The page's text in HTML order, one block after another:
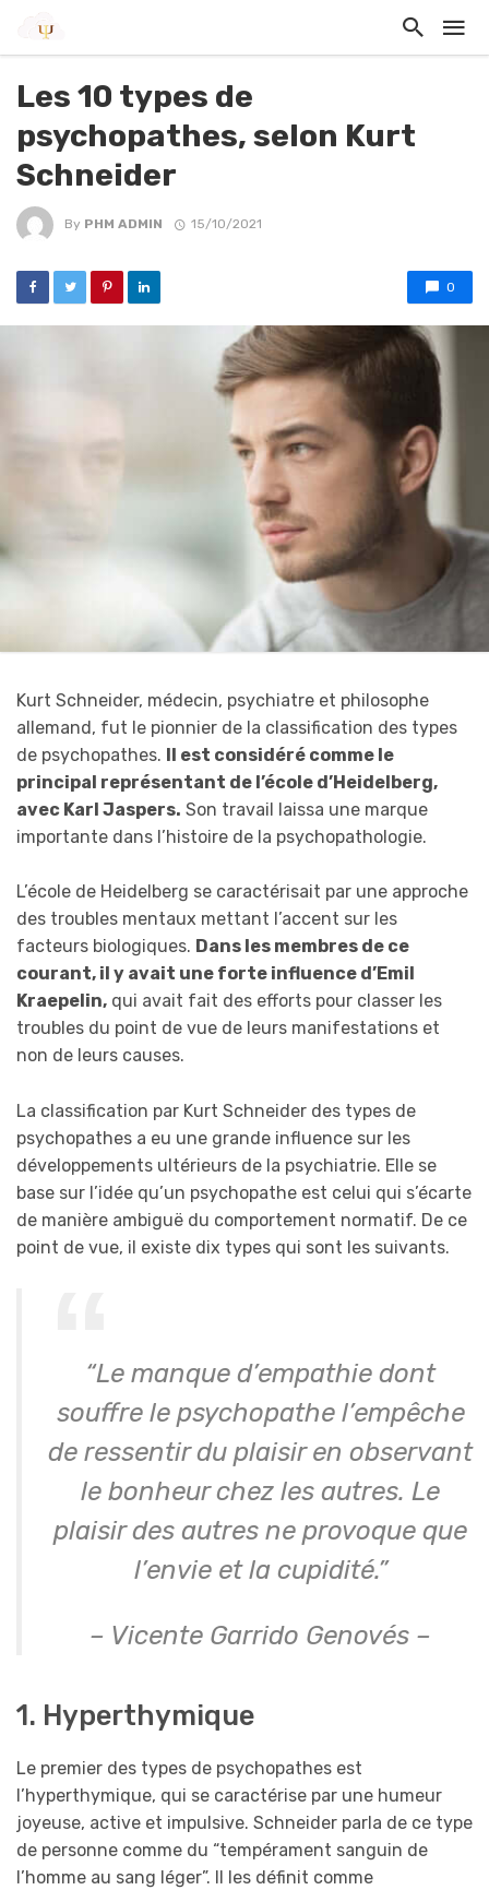
Les 10 types de
psychopathes, selon Kurt
Schneider
By PHM ADMIN 15/10/2021
0
Kurt Schneider, médecin, psychiatre et philosophe
allemand, fut le pionnier de la classification des types
de psychopathes. Il est considéré comme le
principal représentant de l’école d’Heidelberg,
avec Karl Jaspers. Son travail laissa une marque
importante dans l’histoire de la psychopathologie.
L’école de Heidelberg se caractérisait par une approche
des troubles mentaux mettant l’accent sur les
facteurs biologiques. Dans les membres de ce
courant, il y avait une forte influence d’Emil
Kraepelin, qui avait fait des efforts pour classer les
troubles du point de vue de leurs manifestations et
non de leurs causes.
La classification par Kurt Schneider des types de
psychopathes a eu une grande influence sur les
développements ultérieurs de la psychiatrie. Elle se
base sur l’idée qu’un psychopathe est celui qui s’écarte
de manière ambiguë du comportement normatif. De ce
point de vue, il existe dix types qui sont les suivants.
“Le manque d’empathie dont
souffre le psychopathe l’empêche
de ressentir du plaisir en observant
le bonheur chez les autres. Le
plaisir des autres ne provoque que
l’envie et la cupidité.”
– Vicente Garrido Genovés –
1. Hyperthymique
Le premier des types de psychopathes est
l’hyperthymique, qui se caractérise par une humeur
joyeuse, active et impulsive. Schneider parla de ce type
de personne comme du “tempérament sanguin de
l’homme au sang léger”. Il les définit comme